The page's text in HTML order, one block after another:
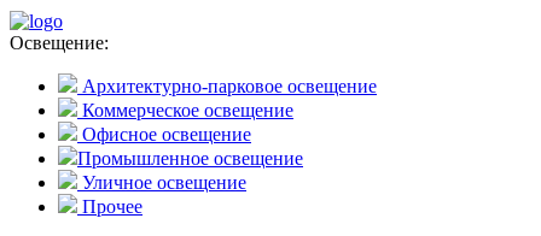
Освещение:
Архитектурно-парковое освещение
Коммерческое освещение
Офисное освещение
Промышленное освещение
Уличное освещение
Прочее